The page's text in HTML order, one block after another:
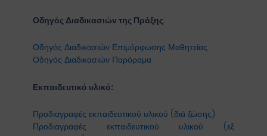
Οδηγός Διαδικασιών της Πράξης:
Οδηγός Διαδικασιών Επιμόρφωσης Μαθητείας
Οδηγός Διαδικασιών Παρόραμα
Εκπαιδευτικό υλικό:
Προδιαγραφές εκπαιδευτικού υλικού (διά ζώσης)
Προδιαγραφές εκπαιδευτικού υλικού (εξ